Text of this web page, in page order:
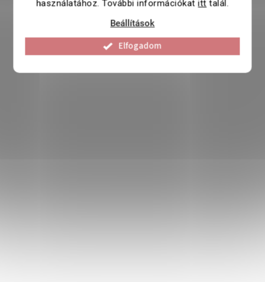
használatához. További információkatitt talál.
Beállítások
Elfogadom